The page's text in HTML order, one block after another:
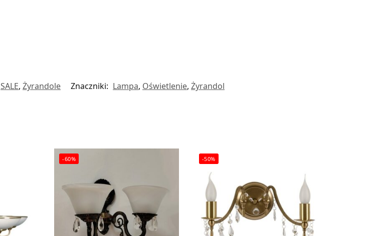
SALE, Żyrandole Znaczniki: Lampa, Oświetlenie, Żyrandol
-60% -50%